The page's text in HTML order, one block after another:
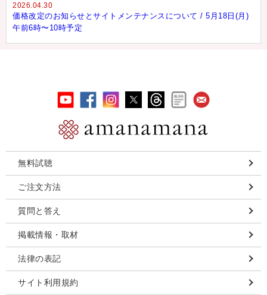
2026.04.30
価格改定のお知らせとサイトメンテナンスについて / 5月18日(月)
午前6時〜10時予定
無料試聴
ご注文方法
質問と答え
掲載情報・取材
法律の表記
サイト利用規約